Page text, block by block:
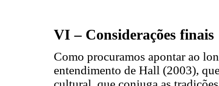
VI – Considerações finais
Como procuramos apontar ao
entendimento de Hall (2003),